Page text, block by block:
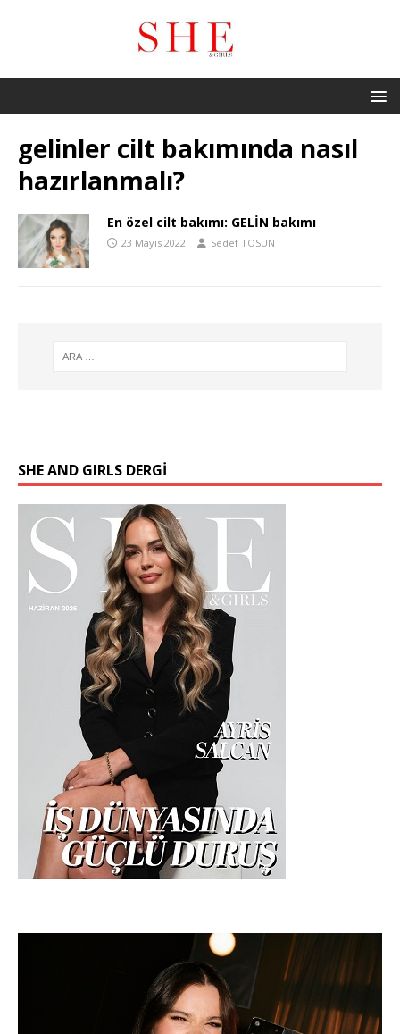
gelinler cilt bakımında nasıl
hazırlanmalı?
En özel cilt bakımı: GELİN bakımı
23 Mayıs 2022 Sedef TOSUN
SHE AND GIRLS DERGİ